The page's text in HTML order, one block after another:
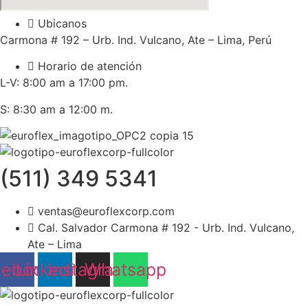
Ubicanos
Carmona # 192 – Urb. Ind. Vulcano, Ate – Lima, Perú
Horario de atención
L-V: 8:00 am a 17:00 pm.
S: 8:30 am a 12:00 m.
(511) 349 5341
ventas@euroflexcorp.com
Cal. Salvador Carmona # 192 - Urb. Ind. Vulcano,
Ate – Lima
Linkedin
Instagram
Whatsapp